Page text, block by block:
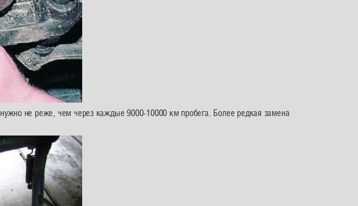
не реже, чем через каждые 9000-10000 км пробега. Более редкая замена